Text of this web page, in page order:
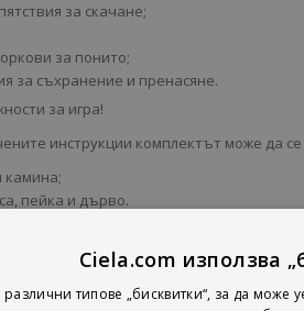
за скачане;
за понито;
за съхранение и пренасяне.
за игра!
инструкции комплектът може да
камина;
пейка и дърво.
концентрацията и фината
Ciela.com използва
типове „бисквитки“, за да може